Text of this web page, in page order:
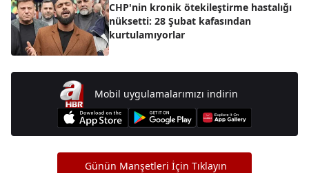
CHP'nin kronik ötekileştirme hastalığı
nüksetti: 28 Şubat kafasından
kurtulamıyorlar
Mobil uygulamalarımızı indirin
Günün Manşetleri İçin Tıklayın